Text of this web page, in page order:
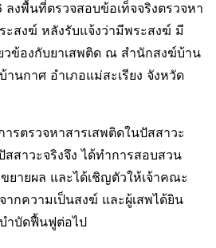
งพื้นที่ตรวจสอบข้อเท็จจริงตรวจหา
ะสงฆ์ หลังรับแจ้งว่ามีพระสงฆ์ มี
วข้องกับยาเสพติด ณ สำนักสงฆ์บ้าน
นกาศ อำเภอแม่สะเรียง จังหวัด
รตรวจหาสารเสพติดในปัสสาวะ
สาวะจริงจึง ได้ทำการสอบสวน
ยายผล และได้เชิญตัวให้เจ้าคณะ
ากความเป็นสงฆ์ และผู้เสพได้ยิน
ำบัดฟื้นฟูต่อไป